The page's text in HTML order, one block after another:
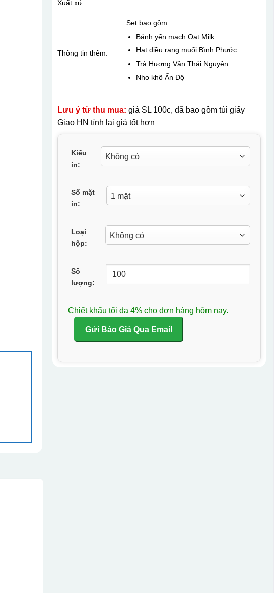
Xuất xứ:
Thông tin thêm:
Set bao gồm
Bánh yến mạch Oat Milk
Hạt điều rang muối Bình Phước
Trà Hương Vân Thái Nguyên
Nho khô Ấn Độ
Lưu ý từ thu mua: giá SL 100c, đã bao gồm túi giấy
Giao HN tính lại giá tốt hơn
Kiểu
in:
Số mặt
in:
Loại
hộp:
Số
lượng:
Chiết khấu tối đa 4% cho đơn hàng hôm nay.
Gửi Báo Giá Qua Email